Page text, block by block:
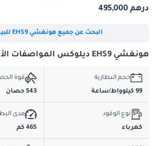
درهم 495,000
البحث عن جميع هونغشي EHS9 للبيع
هونغشي EHS9 ديلوكس المواصفات الأساسية
حجم البطارية
99 كيلوواط/ساعة
قوة
543 حصان
نوع الوقود
كهرباء
مدى
465 كم